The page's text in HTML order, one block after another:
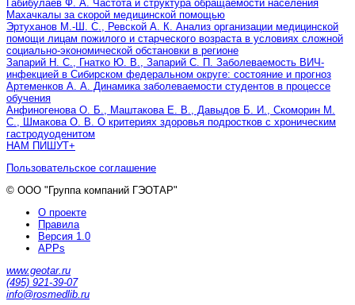
Габибулаев Ф. А. Частота и структура обращаемости населения
Махачкалы за скорой медицинской помощью
Эртуханов М.-Ш. С., Ревской А. К. Анализ организации медицинской
помощи лицам пожилого и старческого возраста в условиях сложной
социально-экономической обстановки в регионе
Запарий Н. С., Гнатко Ю. В., Запарий С. П. Заболеваемость ВИЧ-
инфекцией в Сибирском федеральном округе: состояние и прогноз
Артеменков А. А. Динамика заболеваемости студентов в процессе
обучения
Анфиногенова О. Б., Маштакова Е. В., Давыдов Б. И., Скоморин М.
С., Шмакова О. В. О критериях здоровья подростков с хроническим
гастродуоденитом
НАМ ПИШУТ+
Пользовательское соглашение
© ООО "Группа компаний ГЭОТАР"
О проекте
Правила
Версия 1.0
APPs
www.geotar.ru
(495) 921-39-07
info@rosmedlib.ru